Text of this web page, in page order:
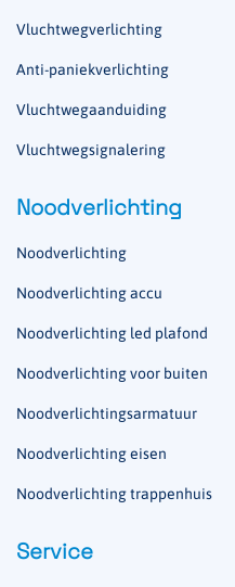
Vluchtwegverlichting
Anti-paniekverlichting
Vluchtwegaanduiding
Vluchtwegsignalering
Noodverlichting
Noodverlichting
Noodverlichting accu
Noodverlichting led plafond
Noodverlichting voor buiten
Noodverlichtingsarmatuur
Noodverlichting eisen
Noodverlichting trappenhuis
Service